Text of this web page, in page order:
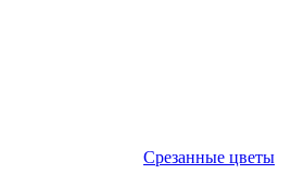
Срезанные цветы